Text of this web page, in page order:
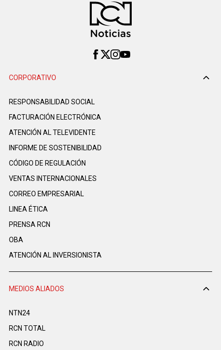
CORPORATIVO
RESPONSABILIDAD SOCIAL
FACTURACIÓN ELECTRÓNICA
ATENCIÓN AL TELEVIDENTE
INFORME DE SOSTENIBILIDAD
CÓDIGO DE REGULACIÓN
VENTAS INTERNACIONALES
CORREO EMPRESARIAL
LINEA ÉTICA
PRENSA RCN
OBA
ATENCIÓN AL INVERSIONISTA
MEDIOS ALIADOS
NTN24
RCN TOTAL
RCN RADIO